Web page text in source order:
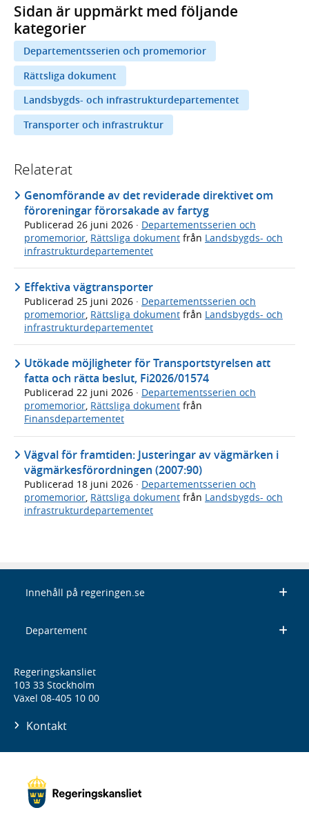
Sidan är uppmärkt med följande
kategorier
Departementsserien och promemorior
Rättsliga dokument
Landsbygds- och infrastrukturdepartementet
Transporter och infrastruktur
Relaterat
Genomförande av det reviderade direktivet om
föroreningar förorsakade av fartyg
Publicerad 26 juni 2026 · Departementsserien och
promemorior, Rättsliga dokument från Landsbygds- och
infrastrukturdepartementet
Effektiva vägtransporter
Publicerad 25 juni 2026 · Departementsserien och
promemorior, Rättsliga dokument från Landsbygds- och
infrastrukturdepartementet
Utökade möjligheter för Transportstyrelsen att
fatta och rätta beslut, Fi2026/01574
Publicerad 22 juni 2026 · Departementsserien och
promemorior, Rättsliga dokument från
Finansdepartementet
Vägval för framtiden: Justeringar av vägmärken i
vägmärkesförordningen (2007:90)
Publicerad 18 juni 2026 · Departementsserien och
promemorior, Rättsliga dokument från Landsbygds- och
infrastrukturdepartementet
Innehåll på regeringen.se
Departement
Regeringskansliet
103 33 Stockholm
Växel 08-405 10 00
Kontakt